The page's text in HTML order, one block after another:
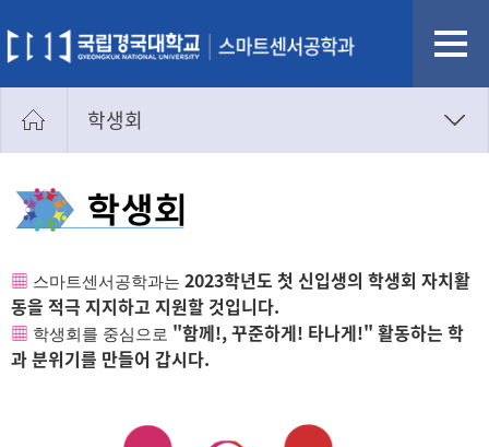
학생회
새소식
학생회
소모임
▦ 스마트센서공학과는 2023학년도 첫 신입생의 학생회 자치활
동을 적극 지지하고 지원할 것입니다.
▦ 학생회를 중심으로 "함께!, 꾸준하게! 타나게!" 활동하는 학
과 분위기를 만들어 갑시다.